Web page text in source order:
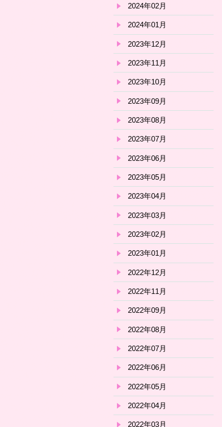
2024年02月
2024年01月
2023年12月
2023年11月
2023年10月
2023年09月
2023年08月
2023年07月
2023年06月
2023年05月
2023年04月
2023年03月
2023年02月
2023年01月
2022年12月
2022年11月
2022年09月
2022年08月
2022年07月
2022年06月
2022年05月
2022年04月
2022年03月